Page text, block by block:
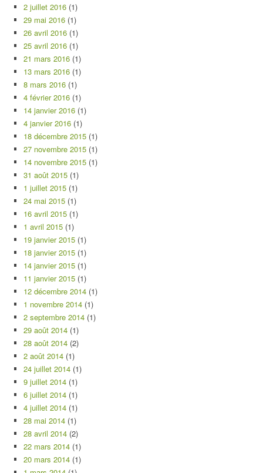
2 juillet 2016 (1)
29 mai 2016 (1)
26 avril 2016 (1)
25 avril 2016 (1)
21 mars 2016 (1)
13 mars 2016 (1)
8 mars 2016 (1)
4 février 2016 (1)
14 janvier 2016 (1)
4 janvier 2016 (1)
18 décembre 2015 (1)
27 novembre 2015 (1)
14 novembre 2015 (1)
31 août 2015 (1)
1 juillet 2015 (1)
24 mai 2015 (1)
16 avril 2015 (1)
1 avril 2015 (1)
19 janvier 2015 (1)
18 janvier 2015 (1)
14 janvier 2015 (1)
11 janvier 2015 (1)
12 décembre 2014 (1)
1 novembre 2014 (1)
2 septembre 2014 (1)
29 août 2014 (1)
28 août 2014 (2)
2 août 2014 (1)
24 juillet 2014 (1)
9 juillet 2014 (1)
6 juillet 2014 (1)
4 juillet 2014 (1)
28 mai 2014 (1)
28 avril 2014 (2)
22 mars 2014 (1)
20 mars 2014 (1)